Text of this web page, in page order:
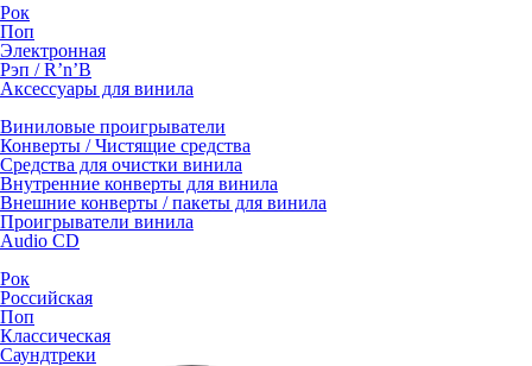
Рок
Поп
Электронная
Рэп / R’n’B
Аксессуары для винила
Виниловые проигрыватели
Конверты / Чистящие средства
Средства для очистки винила
Внутренние конверты для винила
Внешние конверты / пакеты для винила
Проигрыватели винила
Audio CD
Рок
Российская
Поп
Классическая
Саундтреки